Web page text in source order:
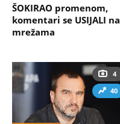
ŠOKIRAO promenom,
komentari se USIJALI na
mrežama
4
40